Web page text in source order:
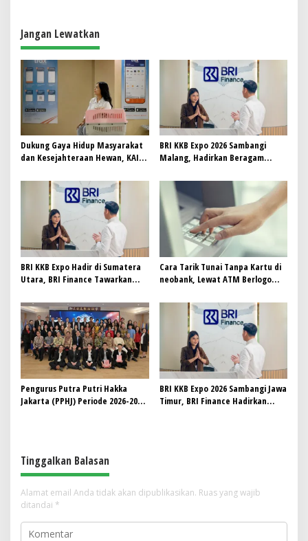
a
s
i
p
o
s
Jangan Lewatkan
Dukung Gaya Hidup Masyarakat
dan Kesejahteraan Hewan, KAI
Hewan Peliharaan pada
Semester I 2026
BRI KKB Expo 2026 Sambangi
Malang, Hadirkan Beragam
Pembiayaan
BRI KKB Expo Hadir di Sumatera
Utara, BRI Finance Tawarkan
Pembiayaan Kendaraan
Cara Tarik Tunai Tanpa Kartu di
neobank, Lewat ATM Berlogo
Pengurus Putra Putri Hakka
Jakarta (PPHJ) Periode 2026-2030
BRI KKB Expo 2026 Sambangi Jawa
Timur, BRI Finance Hadirkan
Tinggalkan Balasan
Alamat email Anda tidak akan dipublikasikan. Ruas yang wajib
ditandai *